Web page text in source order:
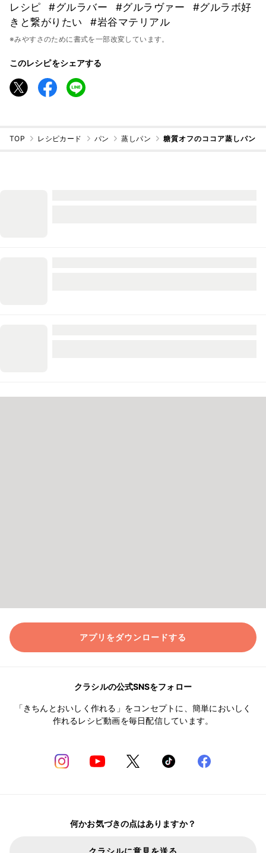
レシピ
#グルラバー #グルラヴァー
#グルラボ好
きと繋がりたい
#岩谷マテリアル
※みやすさのために書式を一部改変しています。
このレシピをシェアする
TOP レシピカード パン 蒸しパン 糖質オフのココア蒸しパン
アプリをダウンロードする
クラシルの公式SNSをフォロー
「きちんとおいしく作れる」をコンセプトに、簡単においしく
作れるレシピ動画を毎日配信しています。
何かお気づきの点はありますか？
クラシルに意見を送る